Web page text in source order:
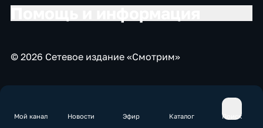
Мой канал Новости Эфир Каталог Поиск
© 2026 Сетевое издание «Смотрим»